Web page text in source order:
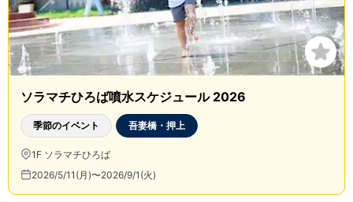
ソラマチひろば噴水スケジュール 2026
季節のイベント 吾妻橋・押上
1F ソラマチひろば
2026/5/11(月)〜2026/9/1(火)